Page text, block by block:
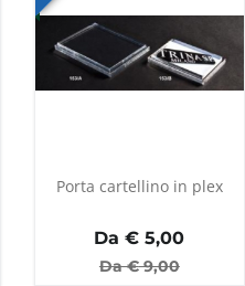
Porta cartellino in plex
Da € 5,00
Da €9,00